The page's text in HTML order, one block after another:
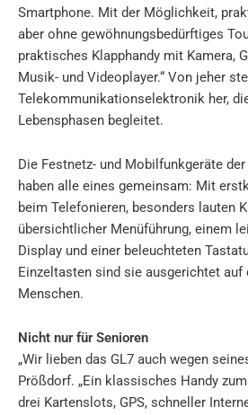
Smartphone. Mit der Möglichkeit,
aber ohne gewöhnungsbedürftiges
praktisches Klapphandy mit Kamera,
Musik- und Videoplayer.“ Von jeher
Telekommunikationselektronik her,
Lebensphasen begleitet.
Die Festnetz- und Mobilfunkgeräte
haben alle eines gemeinsam: Mit
beim Telefonieren, besonders lauten
übersichtlicher Menüführung, einem
Display und einer beleuchteten
Einzeltasten sind sie ausgerichtet auf
Menschen.
Nicht nur für Senioren
„Wir lieben das GL7 auch wegen
Prößdorf. „Ein klassisches Handy
drei Kartenslots, GPS, schneller